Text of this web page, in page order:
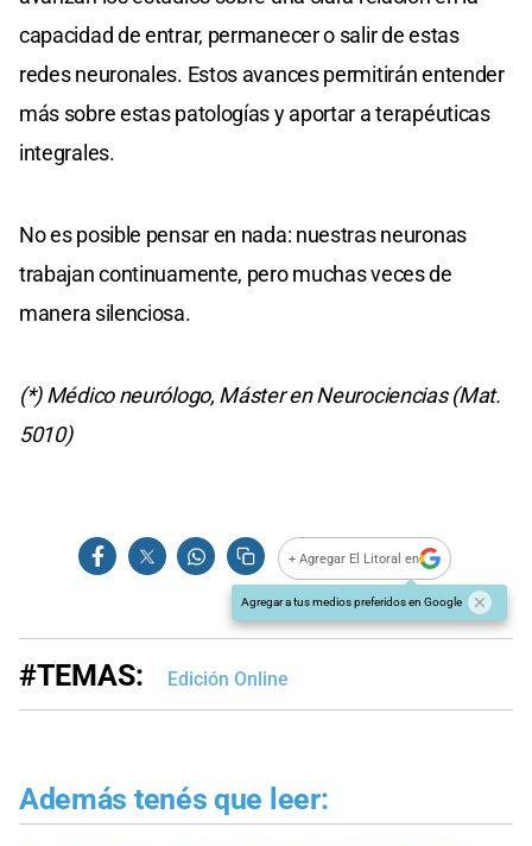
capacidad de entrar, permanecer o salir de estas
redes neuronales. Estos avances permitirán entender
más sobre estas patologías y aportar a terapéuticas
integrales.
No es posible pensar en nada: nuestras neuronas
trabajan continuamente, pero muchas veces de
manera silenciosa.
(*) Médico neurólogo, Máster en Neurociencias (Mat.
5010)
+ Agregar El Litoral en
Agregar a tus medios preferidos en Google
#TEMAS: Edición Online
Además tenés que leer: